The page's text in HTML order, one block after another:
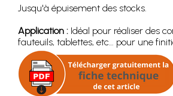
Jusqu'à épuisement des stocks.
Application : Idéal pour réaliser des
fauteuils, tablettes, etc… pour une